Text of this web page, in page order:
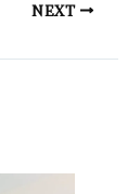
NEXT